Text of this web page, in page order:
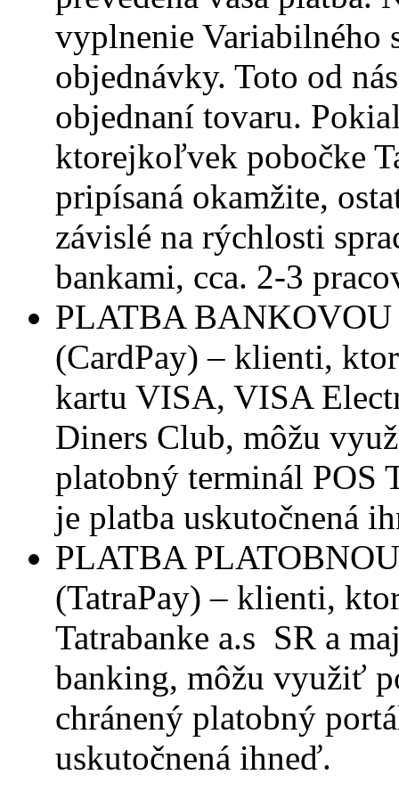
vyplnenie Variabilného
objednávky. Toto od
objednaní tovaru.
ktorejkoľvek pobočke
pripísaná okamžite,
závislé na rýchlosti
bankami, cca. 2-3
PLATBA
(CardPay) – klienti,
kartu VISA, VISA
Diners Club, môžu
platobný terminál POS
je platba uskutočnená
PLATBA
(TatraPay) – klienti,
Tatrabanke a.s SR a
banking, môžu využiť
chránený platobný
uskutočnená ihneď.